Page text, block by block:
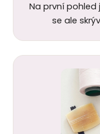
Na první pohled
se ale